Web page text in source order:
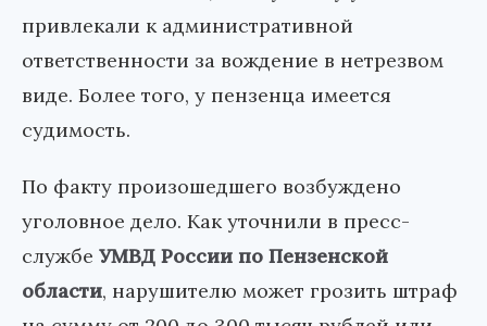
привлекали к административной
ответственности за вождение в нетрезвом
виде. Более того, у пензенца имеется
судимость.
По факту произошедшего возбуждено
уголовное дело. Как уточнили в пресс-
службе УМВД России по Пензенской
области, нарушителю может грозить штраф